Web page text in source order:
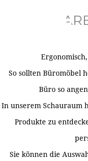
So sollten Büromöbel
Büro so
In unserem Schauraum
Produkte zu
Sie können die